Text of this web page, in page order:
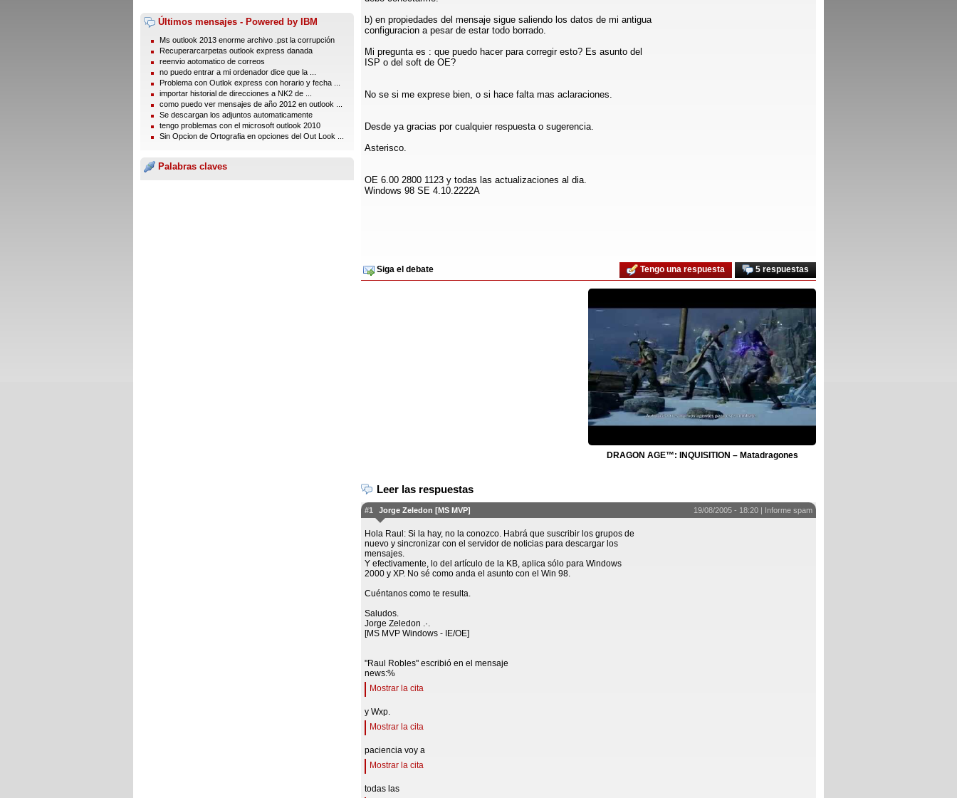
Últimos mensajes - Powered by IBM
Ms outlook 2013 enorme archivo .pst la corrupción
Recuperarcarpetas outlook express danada
reenvio aotomatico de correos
no puedo entrar a mi ordenador dice que la ...
Problema con Outlok express con horario y fecha ...
importar historial de direcciones a NK2 de ...
como puedo ver mensajes de año 2012 en outlook ...
Se descargan los adjuntos automaticamente
tengo problemas con el microsoft outlook 2010
Sin Opcion de Ortografia en opciones del Out Look ...
Palabras claves
b) en propiedades del mensaje sigue saliendo los datos de mi antigua
configuracion a pesar de estar todo borrado.
Mi pregunta es : que puedo hacer para corregir esto? Es asunto del
ISP o del soft de OE?
No se si me exprese bien, o si hace falta mas aclaraciones.
Desde ya gracias por cualquier respuesta o sugerencia.
Asterisco.
OE 6.00 2800 1123 y todas las actualizaciones al dia.
Windows 98 SE 4.10.2222A
Siga el debate 5 respuestas
Tengo una respuesta
DRAGON AGE™: INQUISITION – Matadragones
Leer las respuestas
#1 Jorge Zeledon [MS MVP] 19/08/2005 - 18:20 | Informe spam
Hola Raul: Si la hay, no la conozco. Habrá que suscribir los grupos de
nuevo y sincronizar con el servidor de noticias para descargar los
mensajes.
Y efectivamente, lo del artículo de la KB, aplica sólo para Windows
2000 y XP. No sé como anda el asunto con el Win 98.
Cuéntanos como te resulta.
Saludos.
Jorge Zeledon .·.
[MS MVP Windows - IE/OE]
"Raul Robles" escribió en el mensaje
news:%
Mostrar la cita
y Wxp.
Mostrar la cita
paciencia voy a
Mostrar la cita
todas las